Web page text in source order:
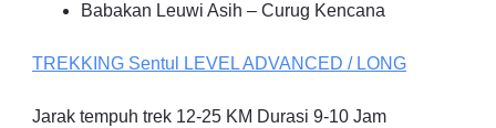
Babakan Leuwi Asih – Curug Kencana
TREKKING Sentul LEVEL ADVANCED / LONG
Jarak tempuh trek 12-25 KM Durasi 9-10 Jam